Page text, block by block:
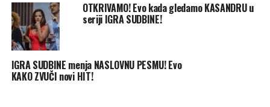
OTKRIVAMO! Evo kada gledamo KASANDRU u
seriji IGRA SUDBINE!
IGRA SUDBINE menja NASLOVNU PESMU! Evo
KAKO ZVUČI novi HIT!